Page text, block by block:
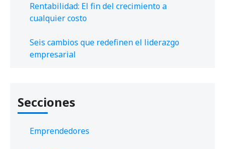
Rentabilidad: El fin del crecimiento a
cualquier costo
Seis cambios que redefinen el liderazgo
empresarial
Secciones
Emprendedores